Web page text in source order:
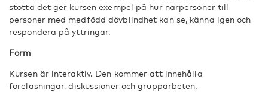
stötta det ger kursen exempel på hur närpersoner till
personer med medfödd dövblindhet kan se, känna igen och
respondera på yttringar.
Form
Kursen är interaktiv. Den kommer att innehålla
föreläsningar, diskussioner och grupparbeten.